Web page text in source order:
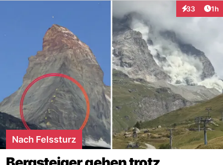
33
Interaktionen
1h
Nach Felssturz